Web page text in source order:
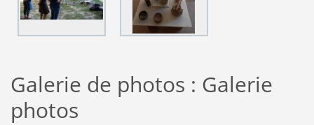
Galerie de photos : Galerie
photos